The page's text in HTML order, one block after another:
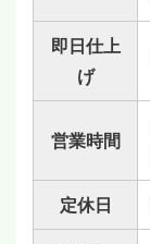
即日仕上
げ
営業時間
定休日